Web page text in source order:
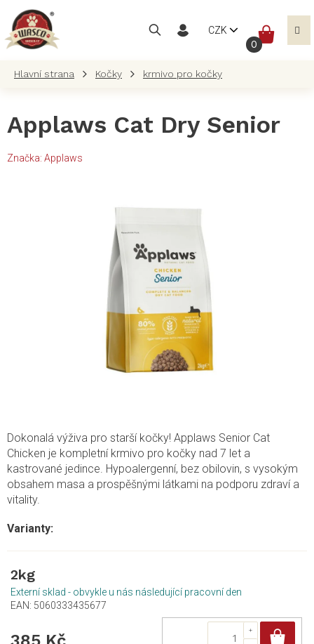
obsah
CZK
Kočky krmivo pro kočky
Applaws Cat Dry Senior
Značka: Applaws
Dokonalá výživa pro starší kočky! Applaws Senior Cat
Chicken je kompletní krmivo pro kočky nad 7 let a
kastrované jedince. Hypoalergenní, bez obilovin, s vysokým
obsahem masa a prospěšnými látkami na podporu zdraví a
vitality.
2kg
Externí sklad - obvykle u nás následující pracovní den
EAN: 5060333435677